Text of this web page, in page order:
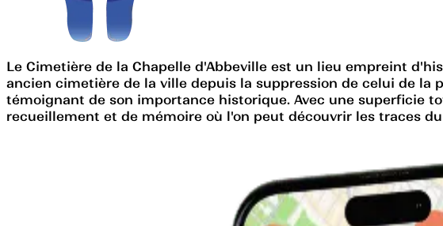
Le Cimetière de la Chapelle d'Abbeville est un lieu empreint
ancien cimetière de la ville depuis la suppression de celui de la
témoignant de son importance historique. Avec une superficie
recueillement et de mémoire où l'on peut découvrir les traces